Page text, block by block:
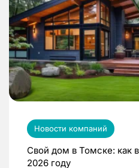
Новости компаний
Свой дом в Томске: как
2026 году